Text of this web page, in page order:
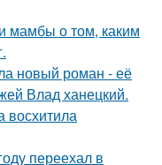
мамбы о том, каким
новый роман - её
Влад ханецкий.
восхитила
переехал в